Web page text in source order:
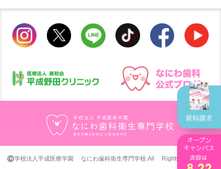
©学校法人平成医療学園 なにわ歯科衛生専門学校.All Rights Reserved.